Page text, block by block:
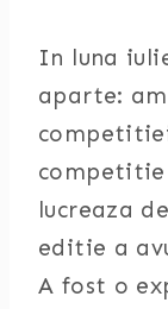
In luna
aparte:
lucreaza
editie a
A fost o